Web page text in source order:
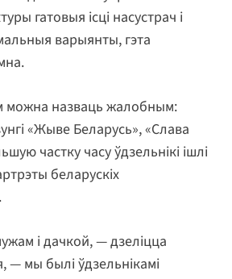
гатовыя ісці насустрач і
варыянты, гэта
можна назваць жалобным:
«Жыве Беларусь», «Слава
частку часу ўдзельнікі ішлі
беларускіх
і дачкой, — дзеліцца
— мы былі ўдзельнікамі